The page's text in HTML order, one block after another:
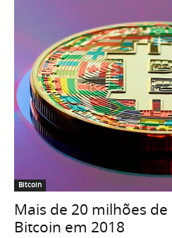
Bitcoin
Mais de 20 milhões
Bitcoin em 2018